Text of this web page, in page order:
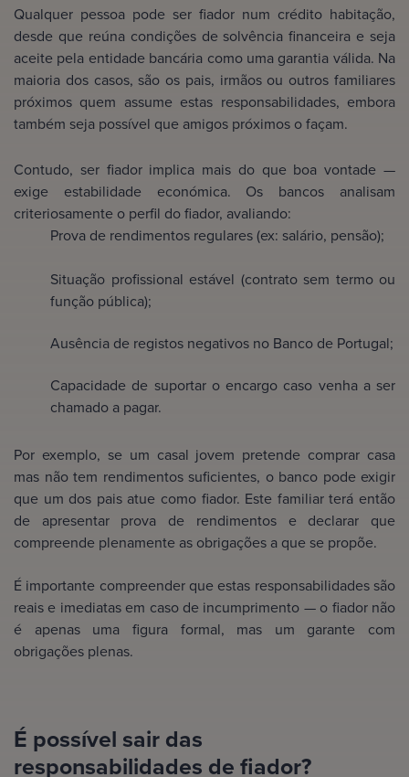
Qualquer pessoa pode ser fiador num crédito habitação,
desde que reúna condições de solvência financeira e seja
aceite pela entidade bancária como uma garantia válida. Na
maioria dos casos, são os pais, irmãos ou outros familiares
próximos quem assume estas responsabilidades, embora
também seja possível que amigos próximos o façam.
Contudo, ser fiador implica mais do que boa vontade —
exige estabilidade económica. Os bancos analisam
criteriosamente o perfil do fiador, avaliando:
Prova de rendimentos regulares (ex: salário, pensão);
Situação profissional estável (contrato sem termo ou
função pública);
Ausência de registos negativos no Banco de Portugal;
Capacidade de suportar o encargo caso venha a ser
chamado a pagar.
Por exemplo, se um casal jovem pretende comprar casa
mas não tem rendimentos suficientes, o banco pode exigir
que um dos pais atue como fiador. Este familiar terá então
de apresentar prova de rendimentos e declarar que
compreende plenamente as obrigações a que se propõe.
É importante compreender que estas responsabilidades são
reais e imediatas em caso de incumprimento — o fiador não
é apenas uma figura formal, mas um garante com
obrigações plenas.
É possível sair das
responsabilidades de fiador?